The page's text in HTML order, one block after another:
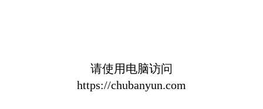
请使用电脑访问
https://chubanyun.com